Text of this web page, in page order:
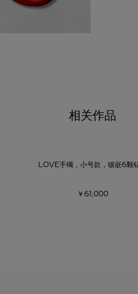
相关作品
LOVE手镯，小号款，镶嵌6颗
￥61,000